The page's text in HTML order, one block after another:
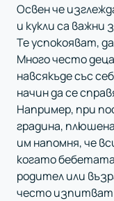
Освен че
и кукли са
Те успокояват,
Много често
навсякъде със
начин да се
Например, при
градина,
им напомня, че
когато
родител или
често изпитват